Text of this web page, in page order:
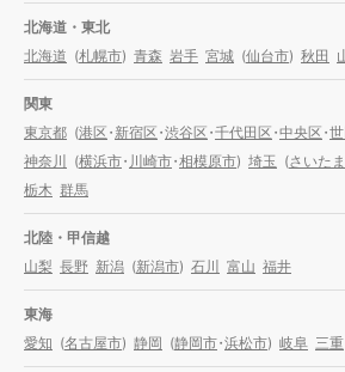
北海道・東北
北海道 (札幌市) 青森 岩手 宮城 (仙台市) 秋田
関東
東京都 (港区・新宿区・渋谷区・千代田区・中央区・
神奈川
(横浜市・川崎市・相模原市) 埼玉 (さいた
栃木 群馬
北陸・甲信越
山梨 長野 新潟 (新潟市) 石川 富山 福井
東海
愛知 (名古屋市) 静岡 (静岡市・浜松市) 岐阜 三重